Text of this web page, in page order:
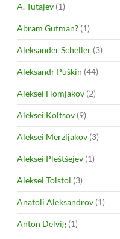
A. Tutajev (1)
Abram Gutman? (1)
Aleksander Scheller (3)
Aleksandr Puškin (44)
Aleksei Homjakov (2)
Aleksei Koltsov (9)
Aleksei Merzljakov (3)
Aleksei Pleštšejev (1)
Aleksei Tolstoi (3)
Anatoli Aleksandrov (1)
Anton Delvig (1)